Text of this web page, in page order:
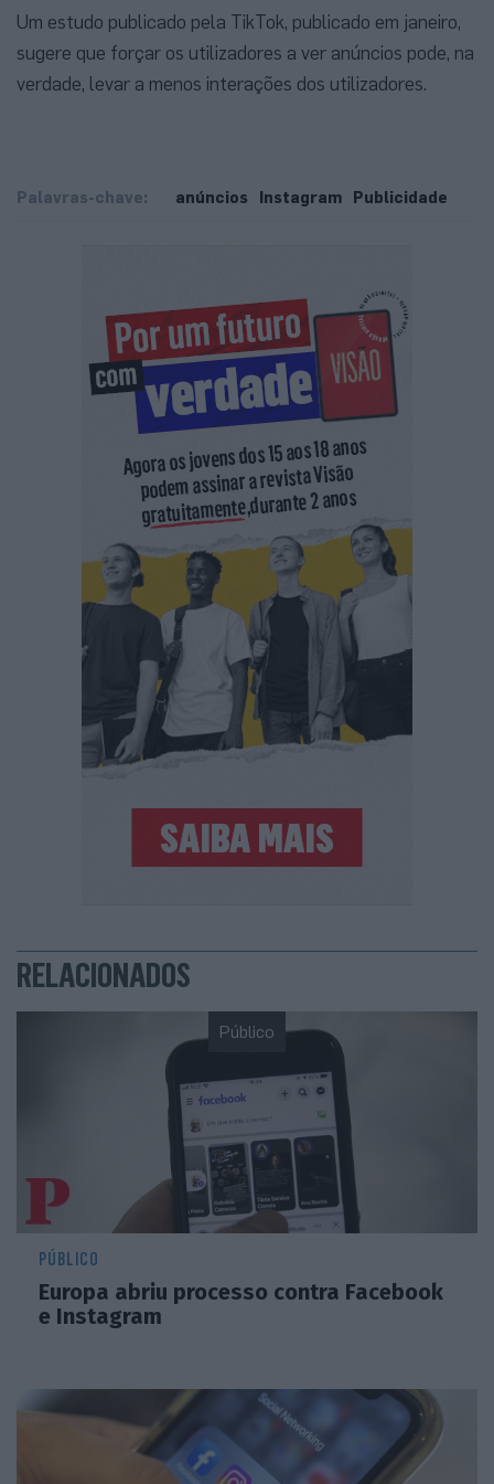
Um estudo publicado pela TikTok, publicado em janeiro,
sugere que forçar os utilizadores a ver anúncios pode, na
verdade, levar a menos interações dos utilizadores.
Palavras-chave: anúncios Instagram Publicidade
RELACIONADOS
Público
PÚBLICO
Europa abriu processo contra Facebook
e Instagram